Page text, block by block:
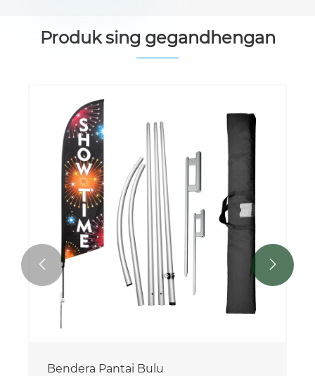
Produk sing gegandhengan
Bendera Pantai Bulu
 